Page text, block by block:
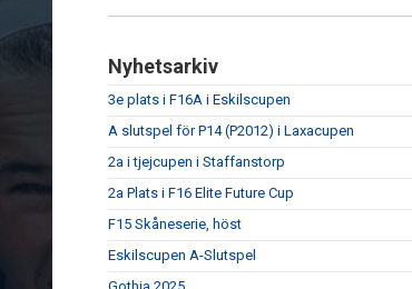
Nyhetsarkiv
3e plats i F16A i Eskilscupen
A slutspel för P14 (P2012) i Laxacupen
2a i tjejcupen i Staffanstorp
2a Plats i F16 Elite Future Cup
F15 Skåneserie, höst
Eskilscupen A-Slutspel